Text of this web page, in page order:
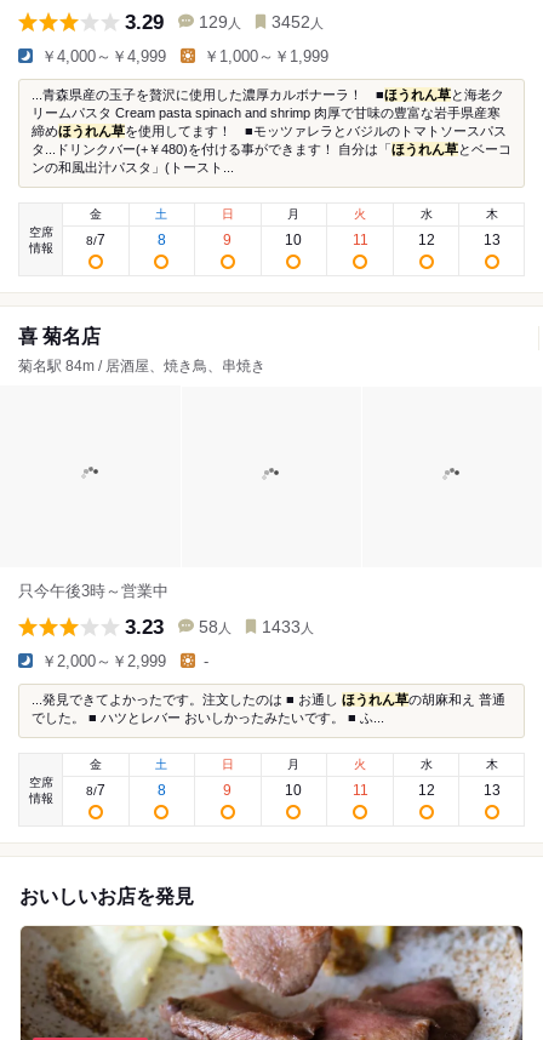
3.29 129 人 3452 人
￥4,000～￥4,999 ￥1,000～￥1,999
...青森県産の玉子を贅沢に使用した濃厚カルボナーラ！ ■ほうれん草と海老ク
リームパスタ Cream pasta spinach and shrimp 肉厚で甘味の豊富な岩手県産寒
締めほうれん草を使用してます！ ■モッツァレラとバジルのトマトソースパス
タ...ドリンクバー(+￥480)を付ける事ができます！ 自分は「 ほうれん草とベーコ
ンの和風出汁パスタ」(トースト...
空席
情報
金
8/7
土
8
日
9
月
10
火
11
水
12
木
13
喜 菊名店
菊名駅 84m / 居酒屋、焼き鳥、串焼き
只今午後3時～営業中
3.23 58 人 1433 人
￥2,000～￥2,999 -
...発見できてよかったです。注文したのは ■ お通し ほうれん草の胡麻和え 普通
でした。 ■ ハツとレバー おいしかったみたいです。 ■ ふ...
空席
情報
金
8/7
土
8
日
9
月
10
火
11
水
12
木
13
おいしいお店を発見